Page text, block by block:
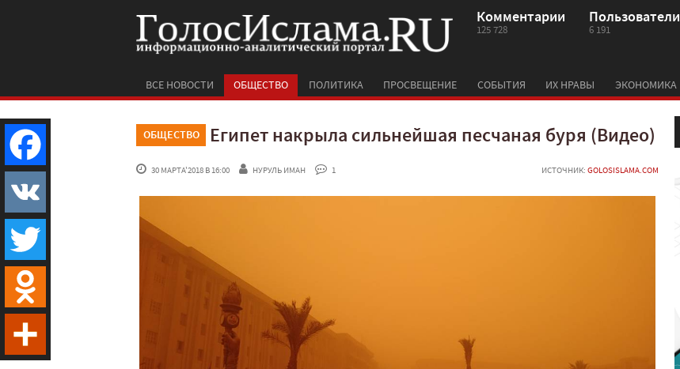
Комментарии
125 728
Пользователи
6 191
ВСЕ НОВОСТИ ОБЩЕСТВО ПОЛИТИКА ПРОСВЕЩЕНИЕ СОБЫТИЯ ИХ НРАВЫ ЭКОНОМИКА
ОБЩЕСТВО Египет накрыла сильнейшая песчаная буря (Видео)
30 МАРТА'2018 В 16:00 НУРУЛЬ ИМАН 1 ИСТОЧНИК: GOLOSISLAMA.COM
Facebook
VK
Twitter
Odnoklassniki